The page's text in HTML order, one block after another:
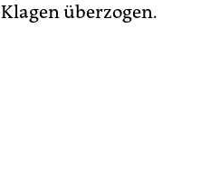
Klagen überzogen.